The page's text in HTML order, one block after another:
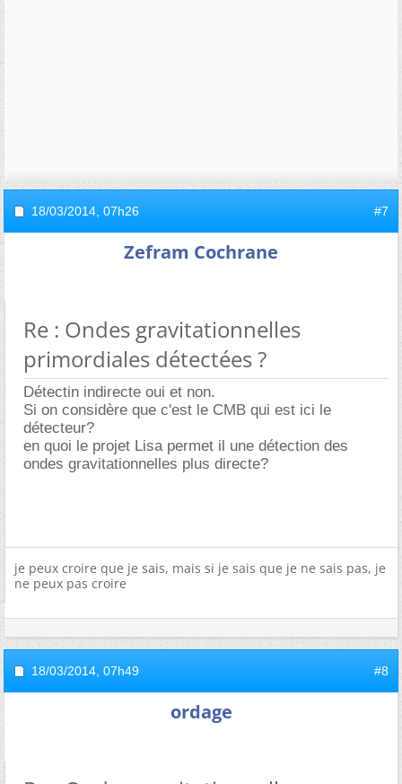
18/03/2014, 07h26 #7
Zefram Cochrane
Re : Ondes gravitationnelles
primordiales détectées ?
Détectin indirecte oui et non.
Si on considère que c'est le CMB qui est ici le
détecteur?
en quoi le projet Lisa permet il une détection des
ondes gravitationnelles plus directe?
je peux croire que je sais, mais si je sais que je ne sais pas, je
ne peux pas croire
18/03/2014, 07h49 #8
ordage